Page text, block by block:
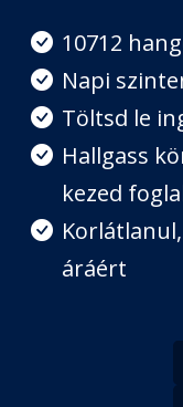
Halászmese
Fejezet hossza:
Az égig érő
Fejezet hossza:
10712
Napi
Töltsd le
Hallgass
kezed
áráért